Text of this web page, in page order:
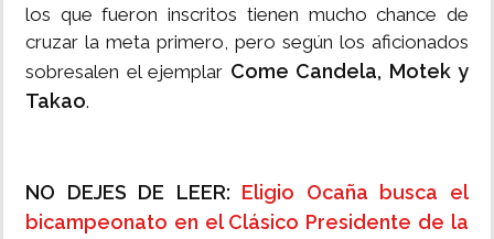
los que fueron inscritos tienen mucho chance de
cruzar la meta primero, pero según los aficionados
sobresalen el ejemplar Come Candela, Motek y
Takao.
NO DEJES DE LEER: Eligio Ocaña busca el
bicampeonato en el Clásico Presidente de la